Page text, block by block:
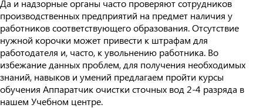
Да и надзорные органы часто проверяют сотрудников
производственных предприятий на предмет наличия у
работников соответствующего образования. Отсутствие
нужной корочки может привести к штрафам для
работодателя и, часто, к увольнению работника. Во
избежание данных проблем, для получения необходимых
знаний, навыков и умений предлагаем пройти курсы
обучения Аппаратчик очистки сточных вод 2-4 разряда в
нашем Учебном центре.